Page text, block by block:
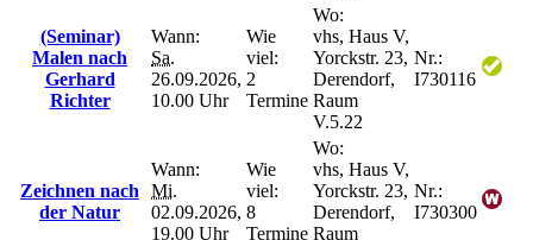
(Seminar)
Malen nach
Gerhard
Richter
Wann:
Sa.
26.09.2026,
10.00 Uhr
Wie
viel:
2
Termine
Wo:
vhs, Haus V,
Yorckstr. 23,
Derendorf,
Raum
V.5.22
Nr.:
I730116
Zeichnen nach
der Natur
Wann:
Mi.
02.09.2026,
19.00 Uhr
Wie
viel:
8
Termine
Wo:
vhs, Haus V,
Yorckstr. 23,
Derendorf,
Raum
Nr.:
I730300